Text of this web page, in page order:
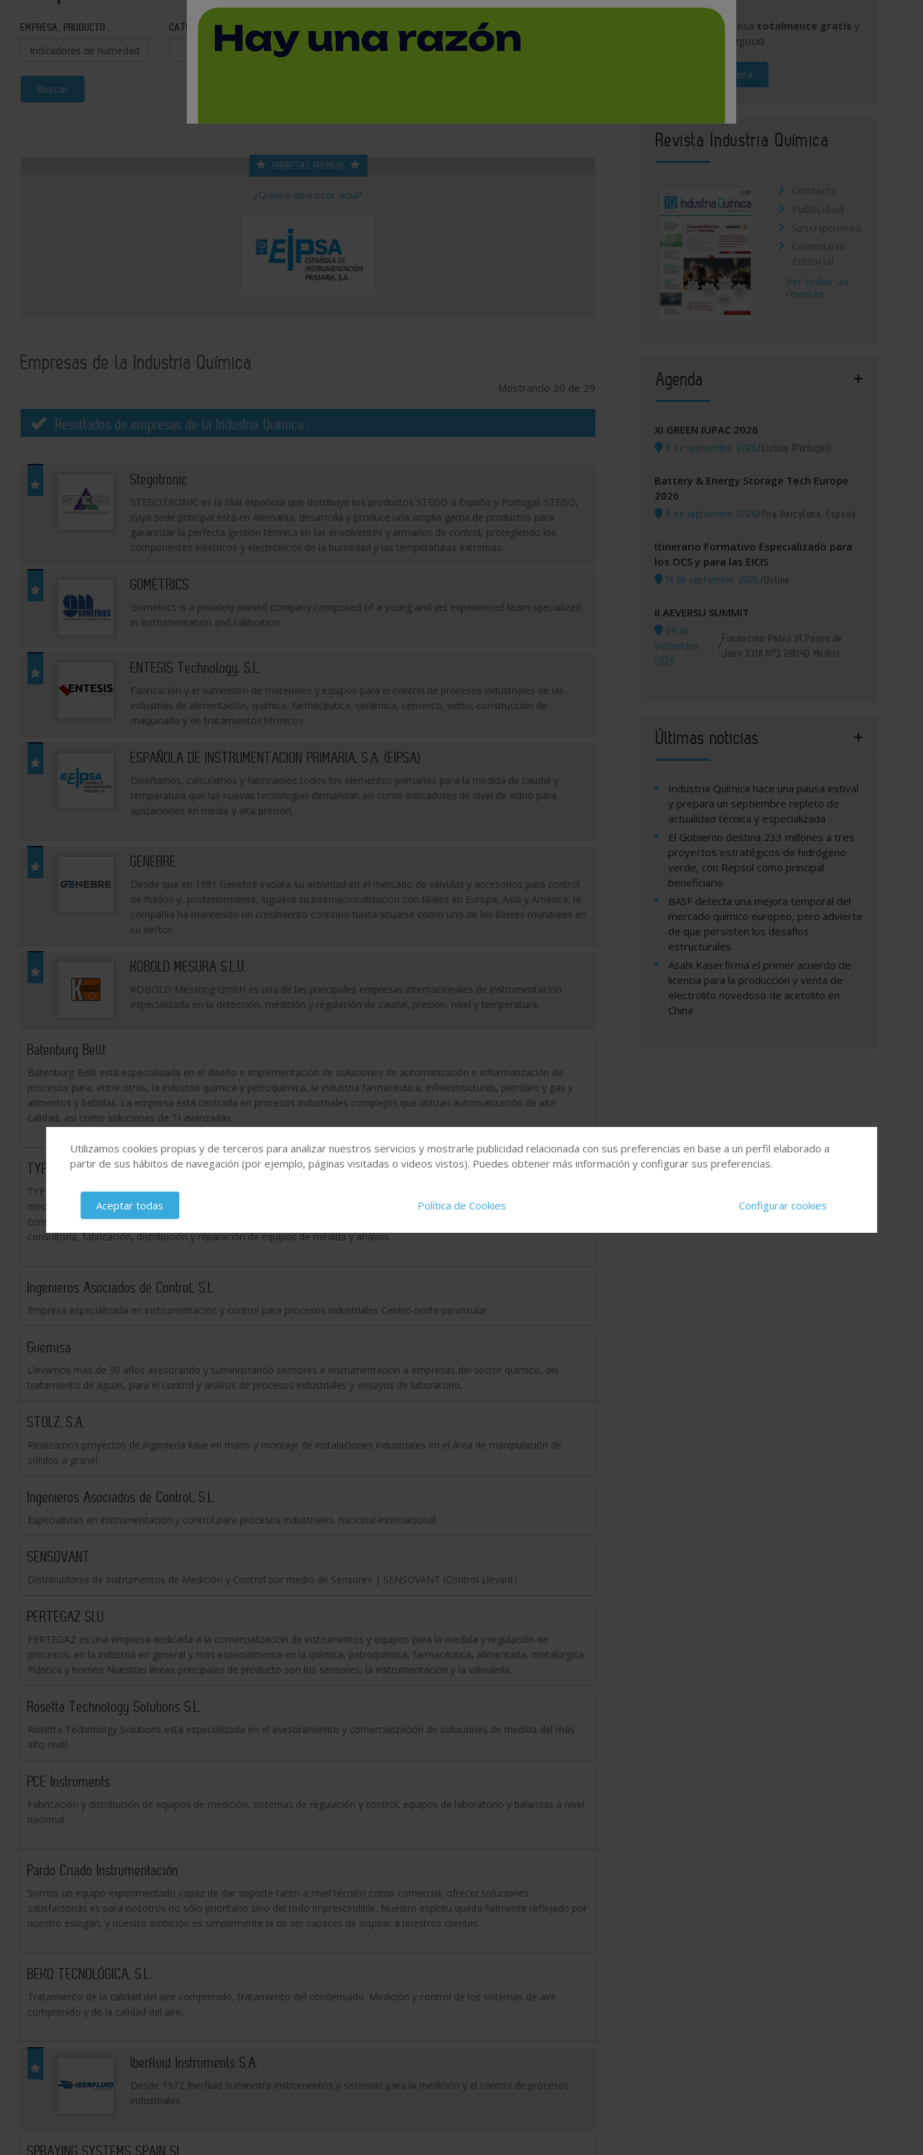
EMPRESA, PRODUCTO... CATEGORÍA PROVINCIA
Buscar
EMPRESAS PREMIUM
¿Quiere aparecer aquí?
Empresas de la Industria Química
Mostrando 20 de 29
Resultados de empresas de la Industria Química :
Stegotronic
STEGOTRONIC es la filial española que distribuye los productos STEGO a España y Portugal. STEGO,
cuya sede principal está en Alemania, desarrolla y produce una amplia gama de productos para
garantizar la perfecta gestión térmica en las envolventes y armarios de control, protegiendo los
componentes eléctricos y electrónicos de la humedad y las temperaturas extremas.
GOMETRICS
Gometrics is a privately owned company composed of a young and yet experienced team specialized
in instrumentation and calibration
ENTESIS Technology, S.L.
Fabricación y el suministro de materiales y equipos para el control de procesos industriales de las
industrias de alimentación, química, farmacéutica, cerámica, cemento, vidrio, construcción de
maquinaría y de tratamientos térmicos.
ESPAÑOLA DE INSTRUMENTACION PRIMARIA, S.A. (EIPSA)
Diseñamos, calculamos y fabricamos todos los elementos primarios para la medida de caudal y
temperatura que las nuevas tecnologías demandan así como indicadores de nivel de vidrio para
aplicaciones en media y alta presión.
GENEBRE
Desde que en 1981 Genebre iniciara su actividad en el mercado de válvulas y accesorios para control
de fluidos y, posteriormente, siguiera su internacionalización con filiales en Europa, Asia y América, la
compañía ha mantenido un crecimiento continuo hasta situarse como uno de los líderes mundiales en
su sector.
KOBOLD MESURA S.L.U.
KOBOLD Messring GmbH es una de las principales empresas internacionales de instrumentación
especializada en la detección, medición y regulación de caudal, presión, nivel y temperatura.
Batenburg Bellt
Batenburg Bellt está especializada en el diseño e implementación de soluciones de automatización e informatización de
procesos para, entre otras, la industria química y petroquímica, la industria farmacéutica, infraestructuras, petróleo y gas y
alimentos y bebidas. La empresa está centrada en procesos industriales complejos que utilizan automatización de alta
calidad, así como soluciones de TI avanzadas.
TYP MEDICIONES S.L.
TYP Mediciones, Técnicas y Proyectos de medición es una empresa internacional de servicios dirigida al campo de las
medidas y la metrología. En TYP Mediciones nuestro objetivo es la calidad ofreciendo a nuestros clientes la posibilidad de
conseguir equipos de medición y análisis que se adapten a las necesidades particulares ya que nos dedicamos a la
consultoría, fabricación, distribución y reparación de equipos de medida y análisis.
Ingenieros Asociados de Control, S.L.
Empresa especializada en instrumentación y control para procesos industriales Centro-norte peninsular
Guemisa
Llevamos más de 30 años asesorando y suministrando sensores e instrumentación a empresas del sector químico, del
tratamiento de aguas, para el control y análisis de procesos industriales y ensayos de laboratorio.
STOLZ, S.A.
Realizamos proyectos de ingeniería llave en mano y montaje de instalaciones industriales en el área de manipulación de
sólidos a granel.
Ingenieros Asociados de Control, S.L.
Especialistas en instrumentación y control para procesos industriales. nacional-internacional
SENSOVANT
Distribuidores de Instrumentos de Medición y Control por medio de Sensores | SENSOVANT (Control Llevant)
PERTEGAZ SLU
PERTEGAZ es una empresa dedicada a la comercialización de instrumentos y equipos para la medida y regulación de
procesos, en la industria en general y mas especialmente en la química, petroquímica, farmacéutica, alimentaria, metalúrgica.
Plástica y hornos Nuestras líneas principales de producto son los sensores, la instrumentación y la valvulería.
Rosetta Technology Solutions S.L.
Rosetta Technology Solutions está especializada en el asesoramiento y comercialización de soluciones de medida del más
alto nivel.
PCE Instruments
Fabricación y distribución de equipos de medición, sistemas de regulación y control, equipos de laboratorio y balanzas a nivel
nacional.
Pardo Criado Instrumentación
Somos un equipo experimentado capaz de dar soporte tanto a nivel técnico como comercial, ofrecer soluciones
satisfactorias es para nosotros no sólo prioritario sino del todo imprescindible. Nuestro espíritu queda fielmente reflejado por
nuestro eslogan, y nuestra ambición es simplemente la de ser capaces de inspirar a nuestros clientes.
BEKO TECNOLÓGICA, S.L.
Tratamiento de la calidad del aire comprimido, tratamiento del condensado. Medición y control de los sistemas de aire
comprimido y de la calidad del aire.
Iberfluid Instruments S.A.
Desde 1972 Iberfluid suministra instrumentos y sistemas para la medición y el control de procesos
industriales
SPRAYING SYSTEMS SPAIN SL
Publique su empresa totalmente gratis y
promocione su negocio
Regístrese ahora
Revista Industria Química
Contacto
Publicidad
Suscripciones
Calendario
Editorial
Ver todas las
revistas
Agenda
XI GREEN IUPAC 2026
8 de septiembre, 2026/Lisboa (Portugal)
Battery & Energy Storage Tech Europe
2026
8 de septiembre, 2026/Fira Barcelona, España
Itinerario Formativo Especializado para
los OCS y para las EICIS
14 de septiembre, 2026/Online
II AEVERSU SUMMIT
29 de
septiembre,
2026
/
Fundación Pablo VI Paseo de
Juan XXIII Nº3 28040 Madrid
Últimas noticias
Industria Química hace una pausa estival
y prepara un septiembre repleto de
actualidad técnica y especializada
El Gobierno destina 233 millones a tres
proyectos estratégicos de hidrógeno
verde, con Repsol como principal
beneficiario
BASF detecta una mejora temporal del
mercado químico europeo, pero advierte
de que persisten los desafíos
estructurales
Asahi Kasei firma el primer acuerdo de
licencia para la producción y venta de
electrolito novedoso de acetolito en
China
Utilizamos cookies propias y de terceros para analizar nuestros servicios y mostrarle publicidad relacionada con sus preferencias en base a un perfil elaborado a
partir de sus hábitos de navegación (por ejemplo, páginas visitadas o videos vistos). Puedes obtener más información y configurar sus preferencias.
Aceptar todas Política de Cookies Configurar cookies